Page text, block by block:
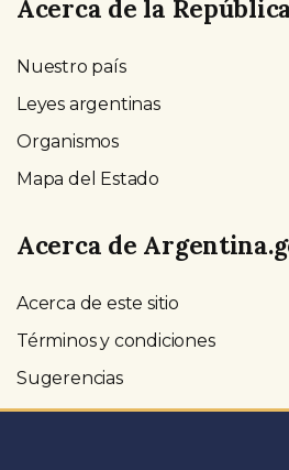
Acerca de la
Nuestro país
Leyes argentinas
Organismos
Mapa del Estado
Acerca de
Acerca de este sitio
Términos y condiciones
Sugerencias